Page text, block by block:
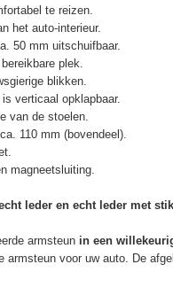
te reizen.
het auto-interieur.
50 mm uitschuifbaar.
plek.
blikken.
verticaal opklapbaar.
van de stoelen.
110 mm (bovendeel).
magneetsluiting.
leder en echt leder met
armsteun in een
voor uw auto. De